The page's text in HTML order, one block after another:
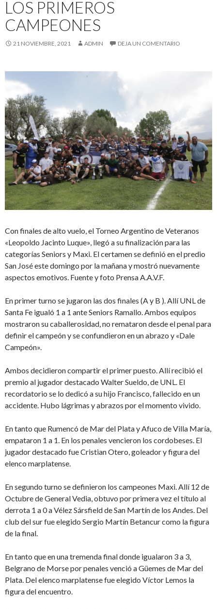
LOS PRIMEROS
CAMPEONES
21 NOVIEMBRE, 2021 ADMIN DEJA UN COMENTARIO
Con finales de alto vuelo, el Torneo Argentino de Veteranos
«Leopoldo Jacinto Luque», llegó a su finalización para las
categorías Seniors y Maxi. El certamen se definió en el predio
San José este domingo por la mañana y mostró nuevamente
aspectos emotivos. Fuente y foto Prensa A.A.V.F.
En primer turno se jugaron las dos finales (A y B ). Allí UNL de
Santa Fe igualó 1 a 1 ante Seniors Ramallo. Ambos equipos
mostraron su caballerosidad, no remataron desde el penal para
definir el campeón y se confundieron en un abrazo y «Dale
Campeón».
Ambos decidieron compartir el primer puesto. Allí recibió el
premio al jugador destacado Walter Sueldo, de UNL. El
recordatorio se lo dedicó a su hijo Francisco, fallecido en un
accidente. Hubo lágrimas y abrazos por el momento vivido.
En tanto que Rumencó de Mar del Plata y Afuco de Villa María,
empataron 1 a 1. En los penales vencieron los cordobeses. El
jugador destacado fue Cristian Otero, goleador y figura del
elenco marplatense.
En segundo turno se definieron los campeones Maxi. Allí 12 de
Octubre de General Vedia, obtuvo por primera vez el título al
derrota 1 a 0 a Vélez Sársfield de San Martín de los Andes. Del
club del sur fue elegido Sergio Martín Betancur como la figura
de la final.
En tanto que en una tremenda final donde igualaron 3 a 3,
Belgrano de Morse por penales venció a Güemes de Mar del
Plata. Del elenco marplatense fue elegido Víctor Lemos la
figura del encuentro.